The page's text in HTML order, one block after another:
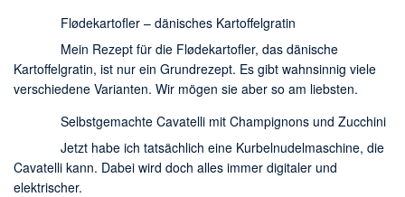
Flødekartofler – dänisches Kartoffelgratin
Mein Rezept für die Flødekartofler, das dänische
Kartoffelgratin, ist nur ein Grundrezept. Es gibt wahnsinnig viele
verschiedene Varianten. Wir mögen sie aber so am liebsten.
Selbstgemachte Cavatelli mit Champignons und Zucchini
Jetzt habe ich tatsächlich eine Kurbelnudelmaschine, die
Cavatelli kann. Dabei wird doch alles immer digitaler und
elektrischer.